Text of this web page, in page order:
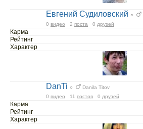
Евгений Судиловский ○
0 видео 2 поста 0 друзей
Карма
Рейтинг
Характер
DanTi ○
Danila Titov
0 видео 11 постов 0 друзей
Карма
Рейтинг
Характер